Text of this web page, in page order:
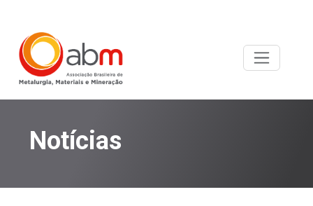
Notícias